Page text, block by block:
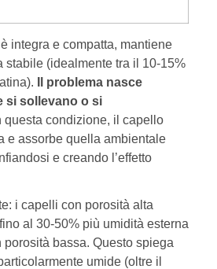
integra e compatta, mantiene
stabile (idealmente tra il 10-15%
Il problema nasce
si sollevano o si
questa condizione, il capello
e assorbe quella ambientale
e creando l’effetto
i capelli con porosità alta
al 30-50% più umidità esterna
porosità bassa. Questo spiega
umide (oltre il